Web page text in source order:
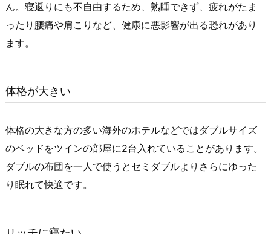
ん。寝返りにも不自由するため、熟睡できず、疲れがたま
ったり腰痛や肩こりなど、健康に悪影響が出る恐れがあり
ます。
体格が大きい
体格の大きな方の多い海外のホテルなどではダブルサイズ
のベッドをツインの部屋に2台入れていることがあります。
ダブルの布団を一人で使うとセミダブルよりさらにゆった
り眠れて快適です。